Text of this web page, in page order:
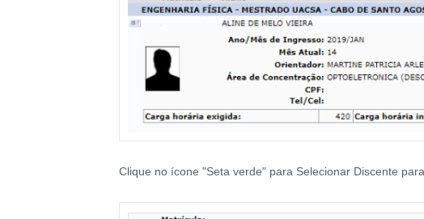
Clique no ícone "Seta verde" para Selecionar Discente